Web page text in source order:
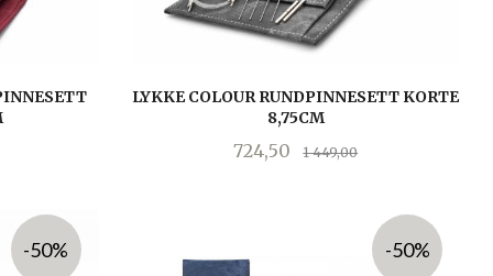
LYKKE COLOUR RUNDPINNESETT KORTE
8,75CM
Tilbud
724,50 1 449,00Rabatt
-50% -50%